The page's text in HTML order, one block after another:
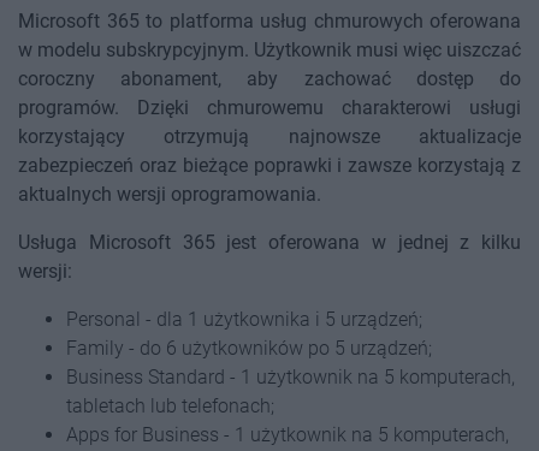
Microsoft 365 to platforma usług chmurowych oferowana
w modelu subskrypcyjnym. Użytkownik musi więc uiszczać
coroczny abonament, aby zachować dostęp do
programów. Dzięki chmurowemu charakterowi usługi
korzystający otrzymują najnowsze aktualizacje
zabezpieczeń oraz bieżące poprawki i zawsze korzystają z
aktualnych wersji oprogramowania.
Usługa Microsoft 365 jest oferowana w jednej z kilku
wersji:
Personal - dla 1 użytkownika i 5 urządzeń;
Family - do 6 użytkowników po 5 urządzeń;
Business Standard - 1 użytkownik na 5 komputerach,
tabletach lub telefonach;
Apps for Business - 1 użytkownik na 5 komputerach,